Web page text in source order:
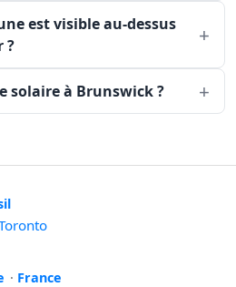
est visible au-dessus
?
solaire à Brunswick ?
· France